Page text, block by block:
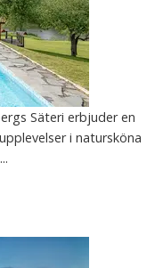
Säteri erbjuder en
i natursköna